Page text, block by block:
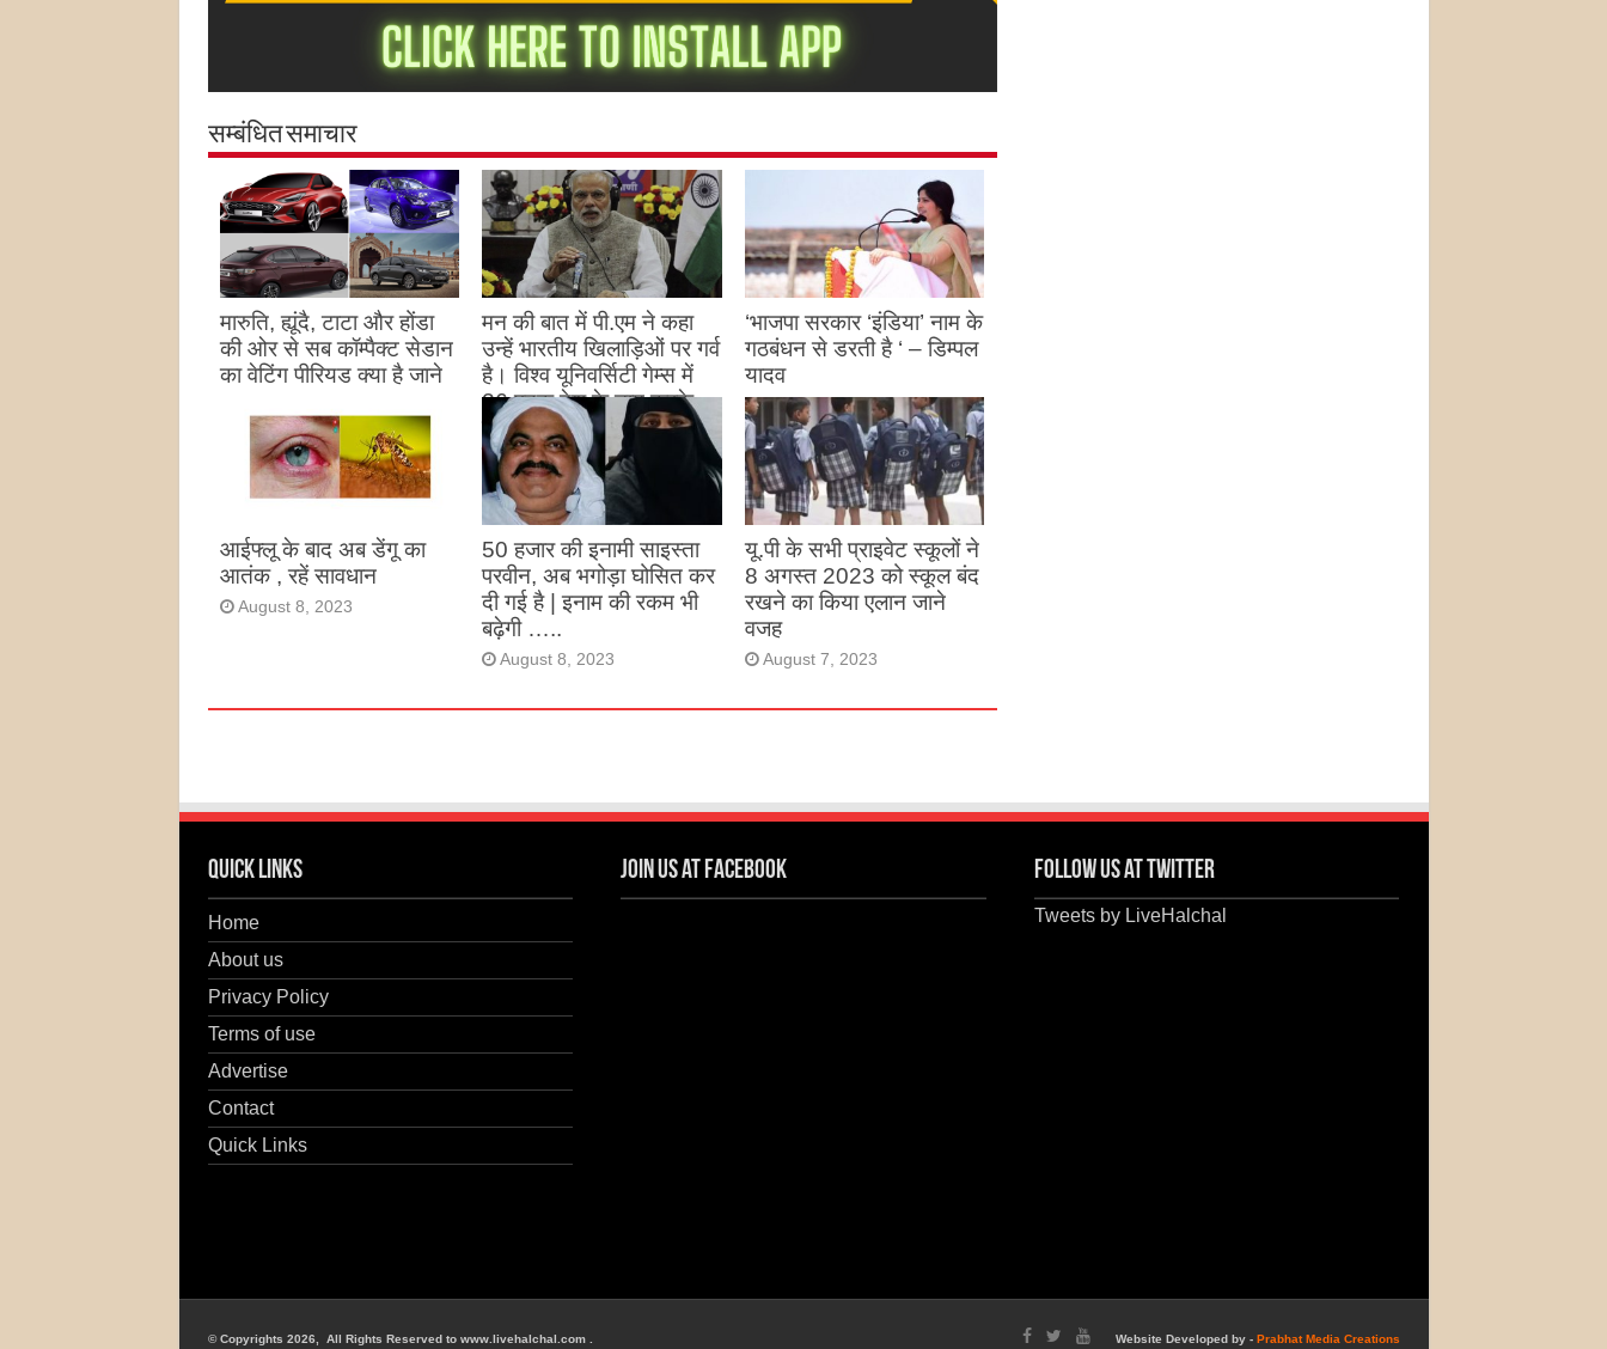
सम्बंधित समाचार
मारुति, ह्यूंदै, टाटा और होंडा
की ओर से सब कॉम्पैक्ट सेडान
का वेटिंग पीरियड क्या है जाने
मन की बात में पी.एम ने कहा
उन्हें भारतीय खिलाड़िओं पर गर्व
है। विश्व यूनिवर्सिटी गेम्स में
26 पदक देश के नाम करके
उन्होंने देश का नाम रोशन किया
है
August 27, 2023
‘भाजपा सरकार ‘इंडिया’ नाम के
गठबंधन से डरती है ‘ – डिम्पल
यादव
August 26, 2023
आईफ्लू के बाद अब डेंगू का
आतंक , रहें सावधान
August 8, 2023
50 हजार की इनामी साइस्ता
परवीन, अब भगोड़ा घोसित कर
दी गई है | इनाम की रकम भी
बढ़ेगी …..
August 8, 2023
यू.पी के सभी प्राइवेट स्कूलों ने
8 अगस्त 2023 को स्कूल बंद
रखने का किया एलान जाने
वजह
August 7, 2023
Quick Links
Home
About us
Privacy Policy
Terms of use
Advertise
Contact
Quick Links
Join us at Facebook Follow us at Twitter
Tweets by LiveHalchal
Website Developed by - Prabhat Media Creations
© Copyrights 2026, All Rights Reserved to www.livehalchal.com .